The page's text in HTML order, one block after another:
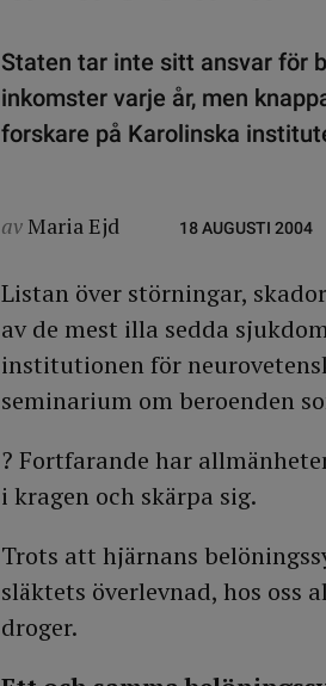
Staten tar inte sitt ansvar för
inkomster varje år, men
forskare på Karolinska
avMaria Ejd 18 AUGUSTI 2004
Listan över störningar,
av de mest illa sedda
institutionen för
seminarium om beroenden
? Fortfarande har
i kragen och skärpa sig.
Trots att hjärnans
släktets överlevnad, hos oss
droger.